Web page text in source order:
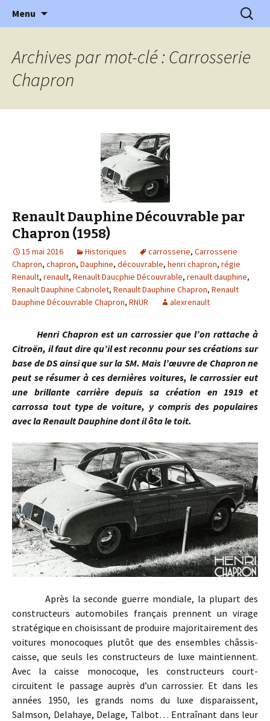
l'Automobile Ancienne
l'automobile ancienne : articles, historiques
…
Menu
Archives par mot-clé : Carrosserie
Chapron
Renault Dauphine Découvrable par
Chapron (1958)
15 mai 2016 Historiques carrosserie, Carrosserie
Chapron, chapron, Dauphine, découvrable, henri chapron, régie
Renault, renault, Renault Daucphie Découvrable, renault dauphine,
Renault Dauphine Cabriolet, Renault Dauphine Chapron, Renault
Dauphine Découvrable Chapron, RNUR alexrenault
Henri Chapron est un carrossier que l’on rattache à
Citroën, il faut dire qu’il est reconnu pour ses créations sur
base de DS ainsi que sur la SM. Mais l’œuvre de Chapron ne
peut se résumer à ces dernières voitures, le carrossier eut
une brillante carrière depuis sa création en 1919 et
carrossa tout type de voiture, y compris des populaires
avec la Renault Dauphine dont il ôta le toit.
Après la seconde guerre mondiale, la plupart des
constructeurs automobiles français prennent un virage
stratégique en choisissant de produire majoritairement des
voitures monocoques plutôt que des ensembles châssis-
caisse, que seuls les constructeurs de luxe maintiennent.
Avec la caisse monocoque, les constructeurs court-
circuitent le passage auprès d’un carrossier. Et dans les
années 1950, les grands noms du luxe disparaissent,
Salmson, Delahaye, Delage, Talbot… Entraînant dans leur